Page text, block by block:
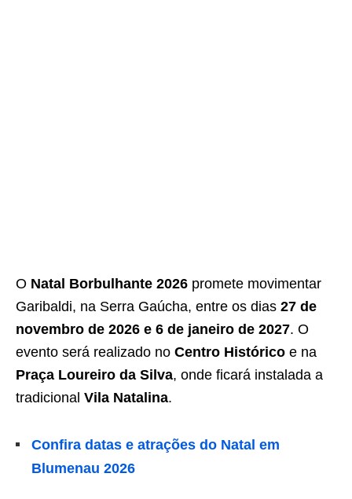
O Natal Borbulhante 2026 promete movimentar
Garibaldi, na Serra Gaúcha, entre os dias 27 de
novembro de 2026 e 6 de janeiro de 2027. O
evento será realizado no Centro Histórico e na
Praça Loureiro da Silva, onde ficará instalada a
tradicional Vila Natalina.
Confira datas e atrações do Natal em
Blumenau 2026